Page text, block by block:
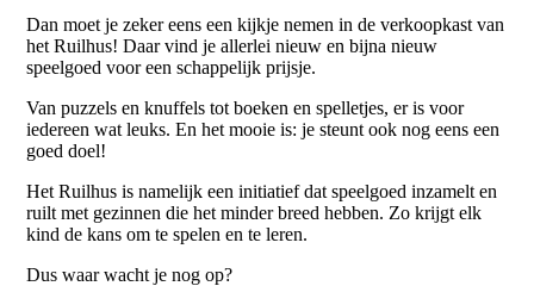
Dan moet je zeker eens een kijkje nemen in de verkoopkast van
het Ruilhus! Daar vind je allerlei nieuw en bijna nieuw
speelgoed voor een schappelijk prijsje.
Van puzzels en knuffels tot boeken en spelletjes, er is voor
iedereen wat leuks. En het mooie is: je steunt ook nog eens een
goed doel!
Het Ruilhus is namelijk een initiatief dat speelgoed inzamelt en
ruilt met gezinnen die het minder breed hebben. Zo krijgt elk
kind de kans om te spelen en te leren.
Dus waar wacht je nog op?